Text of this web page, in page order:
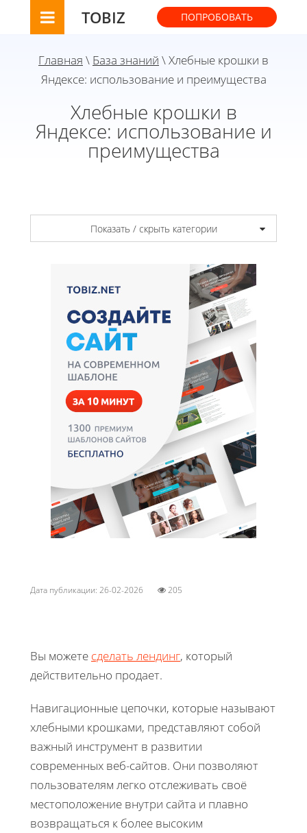
TOBIZ ПОПРОБОВАТЬ
Главная \ База знаний \ Хлебные крошки в
Яндексе: использование и преимущества
Хлебные крошки в
Яндексе: использование и
преимущества
Показать / скрыть категории
Дата публикации: 26-02-2026 205
Вы можете сделать лендинг, который
действительно продает.
Навигационные цепочки, которые называют
хлебными крошками, представляют собой
важный инструмент в развитии
современных веб-сайтов. Они позволяют
пользователям легко отслеживать своё
местоположение внутри сайта и плавно
возвращаться к более высоким